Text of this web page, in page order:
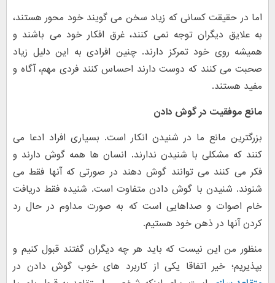
اما در حقیقت کسانی که زیاد سخن می گویند خود محور هستند،
به علایق دیگران توجه نمی کنند، غرق افکار خود می باشند و
همیشه روی خود تمرکز دارند. چنین افرادی به این دلیل زیاد
صحبت می کنند که دوست دارند احساس کنند فردی مهم، آگاه و
مفید هستند.
مانع موفقیت در گوش دادن
بزرگترین مانع ما در شنیدن انکار است. بسیاری افراد ادعا می
کنند که مشکلی با شنیدن ندارند. انسان ها همه گوش دارند و
فکر می کنند می توانند گوش دهند در صورتی که آنها فقط می
شنوند. شنیدن با گوش دادن متفاوت است. شنیده فقط دریافت
خام اصوات و صداهایی است که به صورت مداوم در حال رد
کردن آنها در ذهن خود هستیم.
منظور من این نیست که باید هر چه دیگران گفتند قبول کنیم و
بپذیریم؛ خیر اتفاقا یکی از کاربرد های خوب گوش دادن در